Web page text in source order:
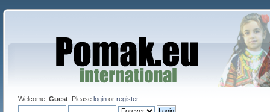
Welcome, Guest. Please loginor register.